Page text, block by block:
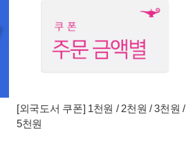
[외국도서 쿠폰] 1천원 / 2천원 / 3천원 /
5천원